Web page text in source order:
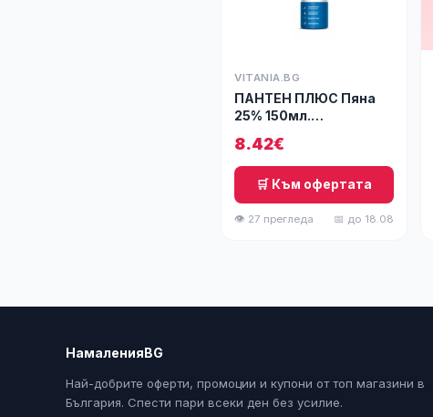
VITANIA.BG
ПАНТЕН ПЛЮС Пяна
25% 150мл.
8.42€
🛒 Към офертата
👁 27 прегледа 📅 до 18.08
НамаленияBG
Най-добрите оферти, промоции и купони от топ магазини в
България. Спести пари всеки ден без усилие.